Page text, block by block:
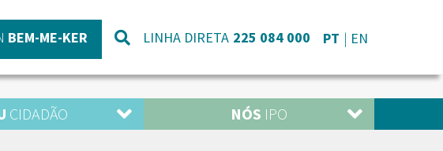
BEM-ME-KER LINHA DIRETA 225 084 000 PT EN
CIDADÃO NÓS IPO